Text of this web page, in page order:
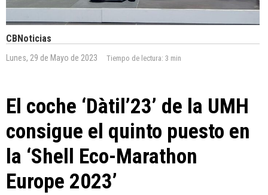
CBNoticias
Lunes, 29 de Mayo de 2023 Tiempo de lectura: 3 min
El coche ‘Dàtil’23’ de la UMH
consigue el quinto puesto en
la ‘Shell Eco-Marathon
Europe 2023’